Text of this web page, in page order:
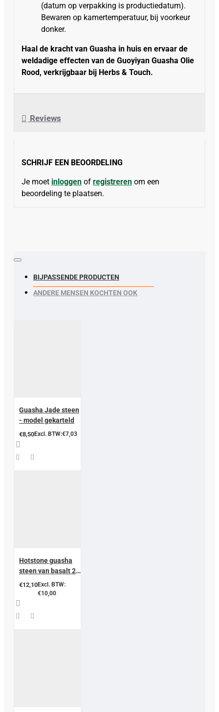
(datum op verpakking is productiedatum).
Bewaren op kamertemperatuur, bij voorkeur
donker.
Haal de kracht van Guasha in huis en ervaar de
weldadige effecten van de Guoyiyan Guasha Olie
Rood, verkrijgbaar bij Herbs & Touch.
Reviews
SCHRIJF EEN BEOORDELING
Je moet inloggen of registreren om een
beoordeling te plaatsen.
BIJPASSENDE PRODUCTEN
ANDERE MENSEN KOCHTEN OOK
Guasha Jade steen
- model gekarteld
€8,50Excl. BTW:€7,03
Hotstone guasha
steen van basalt 2
stuks
€12,10Excl. BTW:
€10,00